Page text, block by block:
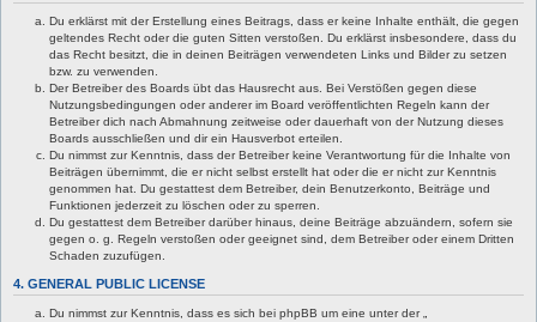
Du erklärst mit der Erstellung eines Beitrags, dass er keine Inhalte enthält, die gegen
geltendes Recht oder die guten Sitten verstoßen. Du erklärst insbesondere, dass du
das Recht besitzt, die in deinen Beiträgen verwendeten Links und Bilder zu setzen
bzw. zu verwenden.
Der Betreiber des Boards übt das Hausrecht aus. Bei Verstößen gegen diese
Nutzungsbedingungen oder anderer im Board veröffentlichten Regeln kann der
Betreiber dich nach Abmahnung zeitweise oder dauerhaft von der Nutzung dieses
Boards ausschließen und dir ein Hausverbot erteilen.
Du nimmst zur Kenntnis, dass der Betreiber keine Verantwortung für die Inhalte von
Beiträgen übernimmt, die er nicht selbst erstellt hat oder die er nicht zur Kenntnis
genommen hat. Du gestattest dem Betreiber, dein Benutzerkonto, Beiträge und
Funktionen jederzeit zu löschen oder zu sperren.
Du gestattest dem Betreiber darüber hinaus, deine Beiträge abzuändern, sofern sie
gegen o. g. Regeln verstoßen oder geeignet sind, dem Betreiber oder einem Dritten
Schaden zuzufügen.
4. GENERAL PUBLIC LICENSE
Du nimmst zur Kenntnis, dass es sich bei phpBB um eine unter der „